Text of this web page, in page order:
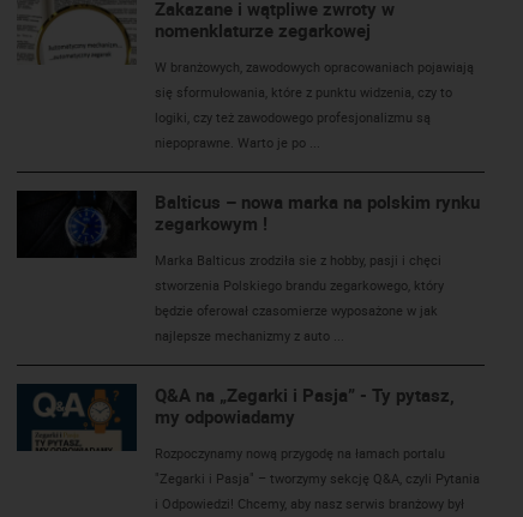
Zakazane i wątpliwe zwroty w
nomenklaturze zegarkowej
W branżowych, zawodowych opracowaniach pojawiają
się sformułowania, które z punktu widzenia, czy to
logiki, czy też zawodowego profesjonalizmu są
niepoprawne. Warto je po ...
Balticus – nowa marka na polskim rynku
zegarkowym !
Marka Balticus zrodziła sie z hobby, pasji i chęci
stworzenia Polskiego brandu zegarkowego, który
będzie oferował czasomierze wyposażone w jak
najlepsze mechanizmy z auto ...
Q&A na „Zegarki i Pasja” - Ty pytasz,
my odpowiadamy
Rozpoczynamy nową przygodę na łamach portalu
"Zegarki i Pasja" – tworzymy sekcję Q&A, czyli Pytania
i Odpowiedzi! Chcemy, aby nasz serwis branżowy był